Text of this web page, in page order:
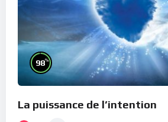
98%
La puissance de l’intention